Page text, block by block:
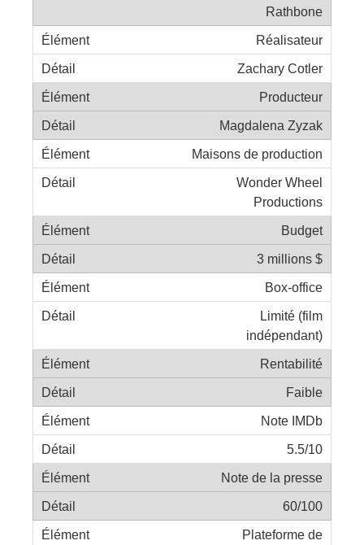
Rathbone
Réalisateur
Zachary Cotler
Producteur
Magdalena Zyzak
Maisons de production
Wonder Wheel
Productions
Budget
3 millions $
Box-office
Limité (film
indépendant)
Rentabilité
Faible
Note IMDb
5.5/10
Note de la presse
60/100
Plateforme de